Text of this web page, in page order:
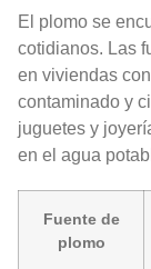
El plomo se
cotidianos. Las
en viviendas
contaminado y
juguetes y
en el agua
Fuente de
plomo